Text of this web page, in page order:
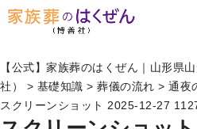
【公式】家族葬のはくぜん｜山形県
社）
> 基礎知識 > 葬儀の流れ > 通夜
スクリーンショット 2025-12-27